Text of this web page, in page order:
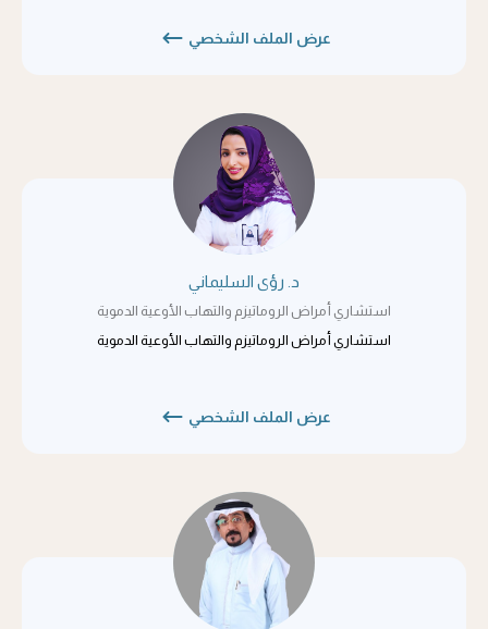
عرض الملف الشخصي
د. رؤى السليماني
استشاري أمراض الروماتيزم والتهاب الأوعية الدموية
استشاري أمراض الروماتيزم والتهاب الأوعية الدموية
عرض الملف الشخصي